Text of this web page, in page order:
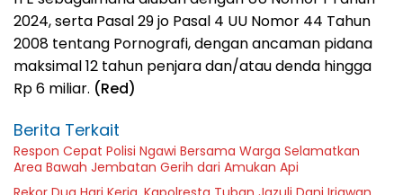
2024, serta Pasal 29 jo Pasal 4 UU Nomor 44 Tahun
2008 tentang Pornografi, dengan ancaman pidana
maksimal 12 tahun penjara dan/atau denda hingga
Rp 6 miliar. (Red)
Berita Terkait
Respon Cepat Polisi Ngawi Bersama Warga Selamatkan
Area Bawah Jembatan Gerih dari Amukan Api